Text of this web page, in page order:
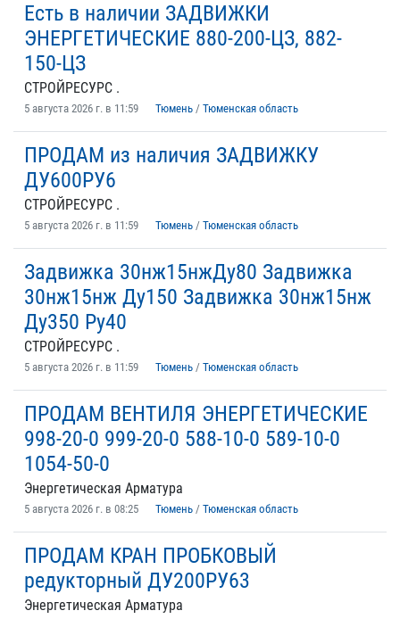
Есть в наличии ЗАДВИЖКИ
ЭНЕРГЕТИЧЕСКИЕ 880-200-ЦЗ, 882-
150-ЦЗ
СТРОЙРЕСУРС .
5 августа 2026 г. в 11:59 Тюмень / Тюменская область
ПРОДАМ из наличия ЗАДВИЖКУ
ДУ600РУ6
СТРОЙРЕСУРС .
5 августа 2026 г. в 11:59 Тюмень / Тюменская область
Задвижка 30нж15нжДу80 Задвижка
30нж15нж Ду150 Задвижка 30нж15нж
Ду350 Ру40
СТРОЙРЕСУРС .
5 августа 2026 г. в 11:59 Тюмень / Тюменская область
ПРОДАМ ВЕНТИЛЯ ЭНЕРГЕТИЧЕСКИЕ
998-20-0 999-20-0 588-10-0 589-10-0
1054-50-0
Энергетическая Арматура
5 августа 2026 г. в 08:25 Тюмень / Тюменская область
ПРОДАМ КРАН ПРОБКОВЫЙ
редукторный ДУ200РУ63
Энергетическая Арматура